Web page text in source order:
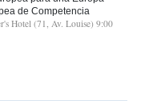
de Competencia
Hotel (71, Av. Louise) 9:00